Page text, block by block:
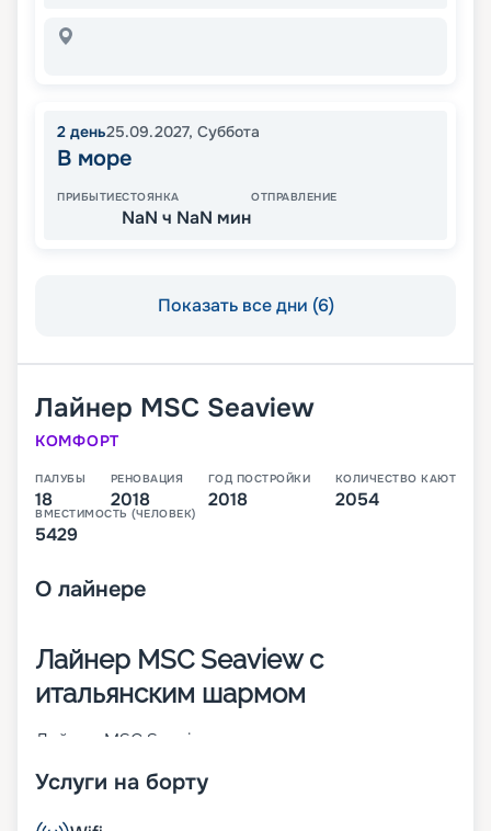
2 день25.09.2027, Суббота
В море
ПРИБЫТИЕСТОЯНКА
NaN ч NaN мин
ОТПРАВЛЕНИЕ
Показать все дни (6)
Лайнер MSC Seaview
КОМФОРТ
ПАЛУБЫ
18
РЕНОВАЦИЯ
2018
ГОД ПОСТРОЙКИ
2018
КОЛИЧЕСТВО КАЮТ
2054
ВМЕСТИМОСТЬ (ЧЕЛОВЕК)
5429
О лайнере
Лайнер MSC Seaview с
итальянским шармом
Лайнер MSC Seaview – это второе судно класса
крупнейшим итальянским судостроителем
Услуги на борту